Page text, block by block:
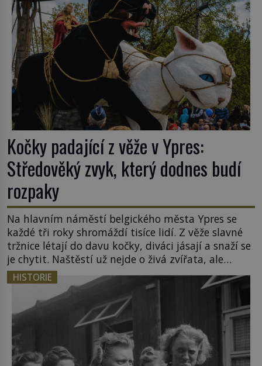
Kočky padající z věže v Ypres:
Středověký zvyk, který dodnes budí
rozpaky
Na hlavním náměstí belgického města Ypres se
každé tři roky shromáždí tisíce lidí. Z věže slavné
tržnice létají do davu kočky, diváci jásají a snaží se
je chytit. Naštěstí už nejde o živá zvířata, ale
jenom o plyšové suvenýry. Kdysi to ale bylo jinak.
Tato veselá podívaná připomíná jeden z
nejpodivnějších a zároveň nejkrutějších zvyků […]
HISTORIE